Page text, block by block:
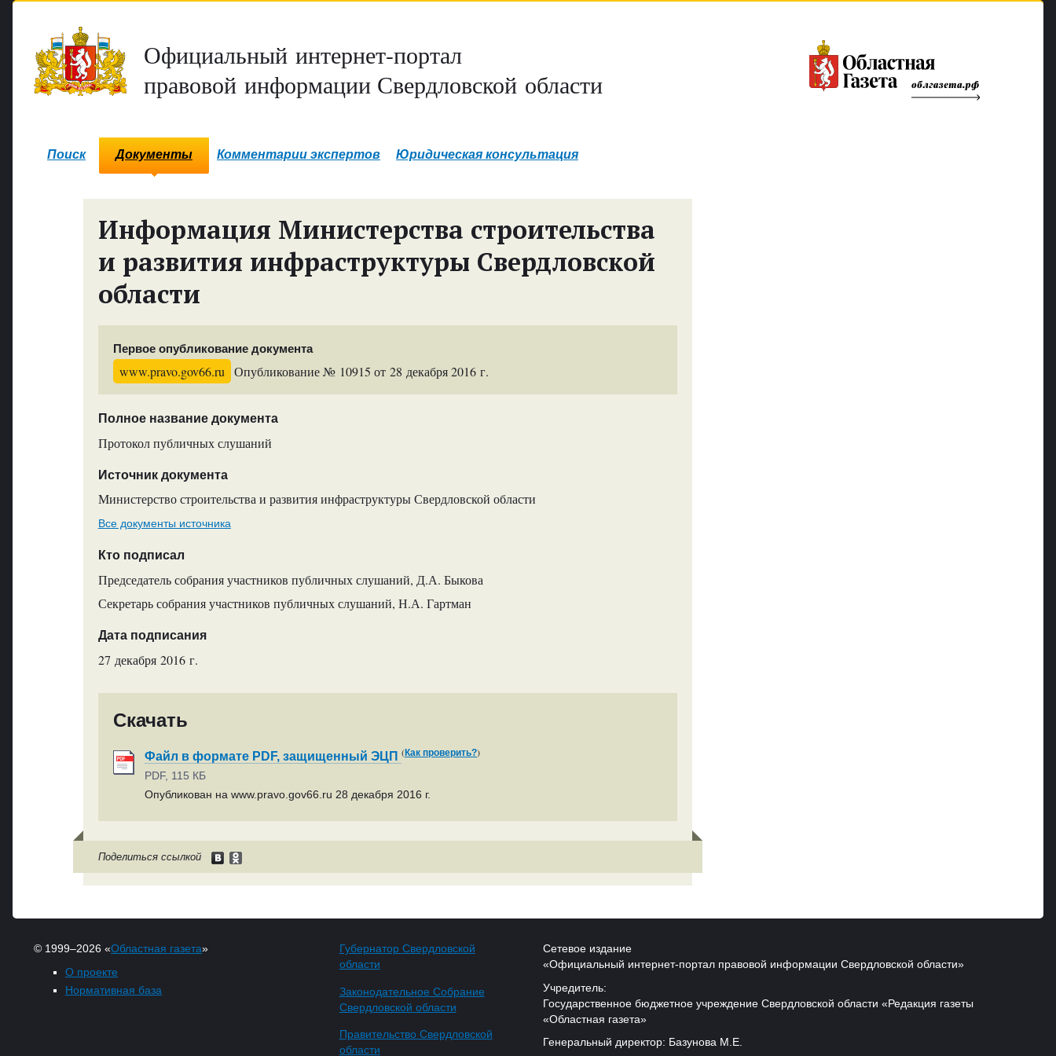
Официальный интернет-портал
правовой информации Свердловской области
Поиск Документы Комментарии экспертов Юридическая консультация
Информация Министерства строительства
и развития инфраструктуры Свердловской
области
Первое опубликование документа
www.pravo.gov66.ru Опубликование № 10915 от 28 декабря 2016 г.
Полное название документа
Протокол публичных слушаний
Источник документа
Министерство строительства и развития инфраструктуры Свердловской области
Все документы источника
Кто подписал
Председатель собрания участников публичных слушаний, Д.А. Быкова
Секретарь собрания участников публичных слушаний, Н.А. Гартман
Дата подписания
27 декабря 2016 г.
Скачать
Файл в формате PDF, защищенный ЭЦП (Как проверить?)
PDF, 115 КБ
Опубликован на www.pravo.gov66.ru 28 декабря 2016 г.
Поделиться ссылкой
© 1999–2026 «Областная газета»
О проекте
Нормативная база
Губернатор Свердловской
области
Законодательное Собрание
Свердловской области
Правительство Свердловской
области
Сетевое издание
«Официальный интернет-портал правовой информации Свердловской области»
Учредитель:
Государственное бюджетное учреждение Свердловской области «Редакция газеты
«Областная газета»
Генеральный директор: Базунова М.Е.